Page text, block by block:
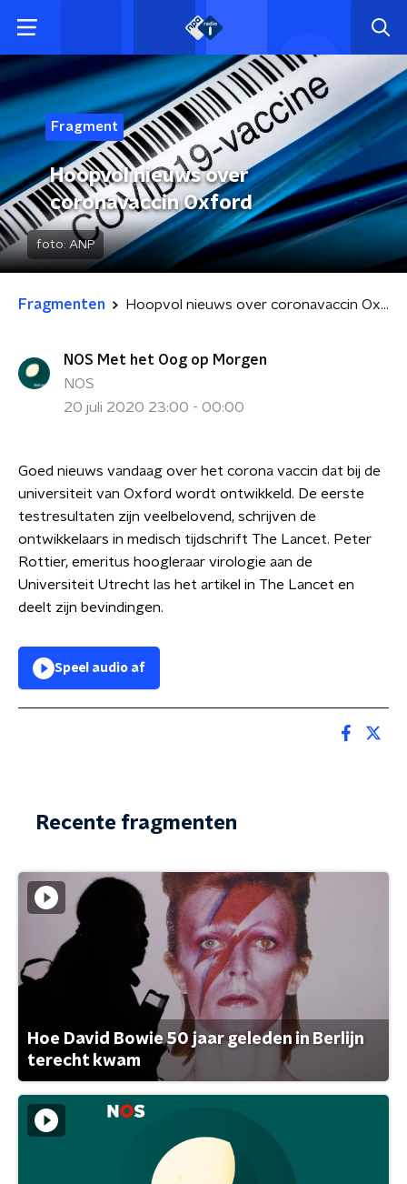
Fragment
Hoopvol nieuws over
coronavaccin Oxford
foto: ANP
Fragmenten Hoopvol nieuws over coronavaccin Oxford
NOS Met het Oog op Morgen
NOS
20 juli 2020 23:00 - 00:00
Goed nieuws vandaag over het corona vaccin dat bij de
universiteit van Oxford wordt ontwikkeld. De eerste
testresultaten zijn veelbelovend, schrijven de
ontwikkelaars in medisch tijdschrift The Lancet. Peter
Rottier, emeritus hoogleraar virologie aan de
Universiteit Utrecht las het artikel in The Lancet en
deelt zijn bevindingen.
Speel audio af
Recente fragmenten
Hoe David Bowie 50 jaar geleden in Berlijn
terecht kwam